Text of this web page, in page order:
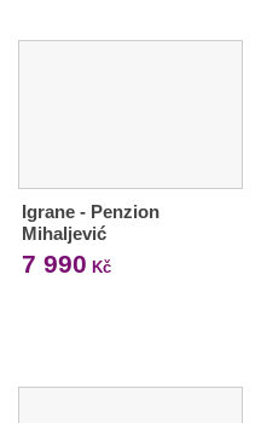
Igrane - Penzion
Mihaljević
7 990 Kč